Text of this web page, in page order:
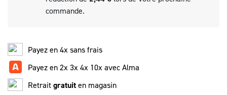
commande.
Payez en 4x sans frais
Payez en 2x 3x 4x 10x avec Alma
Retraitgratuiten magasin